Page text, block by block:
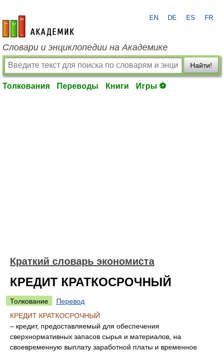
academic.ru
EN DE ES FR
Словари и энциклопедии на Академике
Найти!
Толкования Переводы Книги Игры ⚽
Краткий словарь экономиста
КРЕДИТ КРАТКОСРОЧНЫЙ
Толкование
Перевод
КРЕДИТ КРАТКОСРОЧНЫЙ
– кредит, предоставляемый для обеспечения
сверхнормативных запасов сырья и материалов, на
своевременную выплату заработной платы и временное